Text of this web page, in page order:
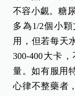
不容小覷。糖
多為1/2個小
用，但若每天
300-400大卡
量。如有服用
心律不整藥者